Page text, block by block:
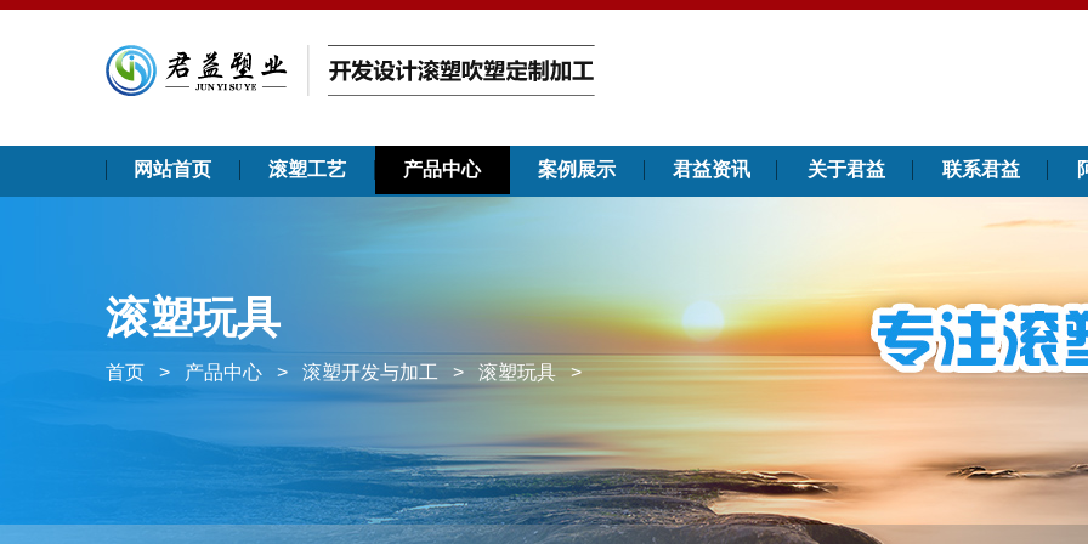
网站首页 滚塑工艺 产品中心 案例展示 君益资讯 关于君益 联系君益
滚塑玩具
首页 > 产品中心 > 滚塑开发与加工 > 滚塑玩具 >